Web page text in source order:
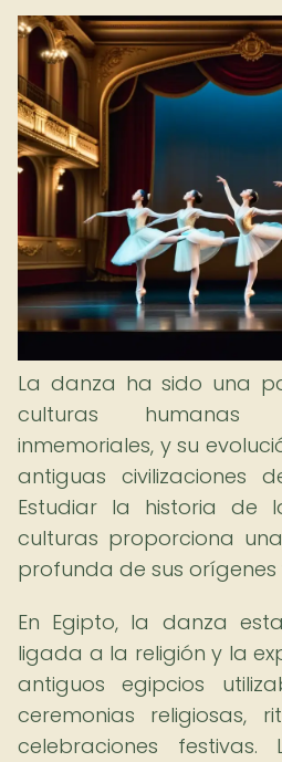
La danza ha sido una
culturas humanas
inmemoriales, y su
antiguas civilizaciones
Estudiar la historia de
culturas proporciona
profunda de sus orígenes
En Egipto, la danza
ligada a la religión y la
antiguos egipcios
ceremonias religiosas,
celebraciones